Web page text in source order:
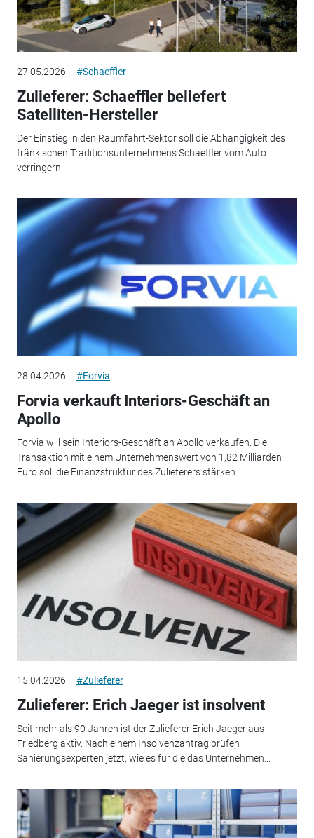
27.05.2026 #Schaeffler
Zulieferer: Schaeffler beliefert
Satelliten-Hersteller
Der Einstieg in den Raumfahrt-Sektor soll die Abhängigkeit des
fränkischen Traditionsunternehmens Schaeffler vom Auto
verringern.
28.04.2026 #Forvia
Forvia verkauft Interiors-Geschäft an
Apollo
Forvia will sein Interiors-Geschäft an Apollo verkaufen. Die
Transaktion mit einem Unternehmenswert von 1,82 Milliarden
Euro soll die Finanzstruktur des Zulieferers stärken.
15.04.2026 #Zulieferer
Zulieferer: Erich Jaeger ist insolvent
Seit mehr als 90 Jahren ist der Zulieferer Erich Jaeger aus
Friedberg aktiv. Nach einem Insolvenzantrag prüfen
Sanierungsexperten jetzt, wie es für die das Unternehmen...